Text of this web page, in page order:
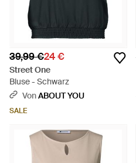
39,99 €24 €
Street One
Bluse - Schwarz
VonABOUT YOU
SALE